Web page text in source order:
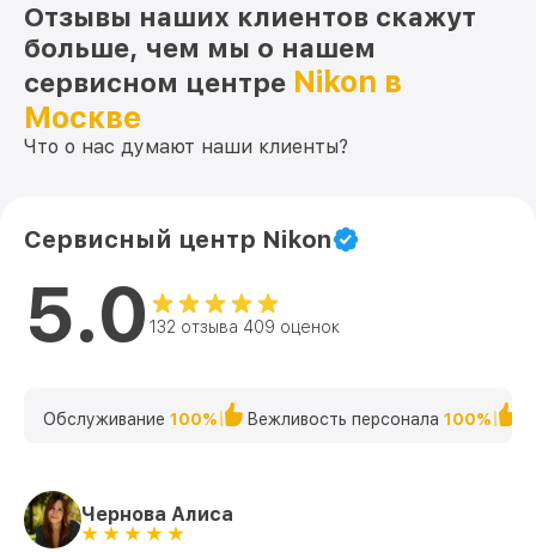
Отзывы наших клиентов скажут
больше, чем мы о нашем
сервисном центре Nikon в
Москве
Что о нас думают наши клиенты?
Сервисный центр Nikon
5.0 132 отзыва 409 оценок
Обслуживание 100% Вежливость персонала 100%
Чернова Алиса